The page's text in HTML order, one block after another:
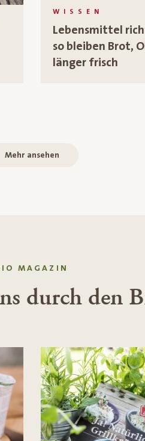
WISSEN
Lebensmittel
so bleiben Brot,
länger frisch
Mehr ansehen
MAGAZIN
durch den